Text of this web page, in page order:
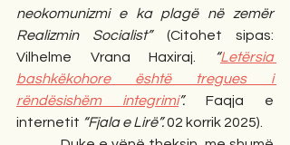
neokomunizmi e ka plagë në zemër
Realizmin Socialist” (Citohet sipas:
Vilhelme Vrana Haxiraj.
“Letërsia
bashkëkohore është tregues i
rëndësishëm integrimi”. Faqja e
internetit “Fjala e Lirë”. 02 korrik 2025).